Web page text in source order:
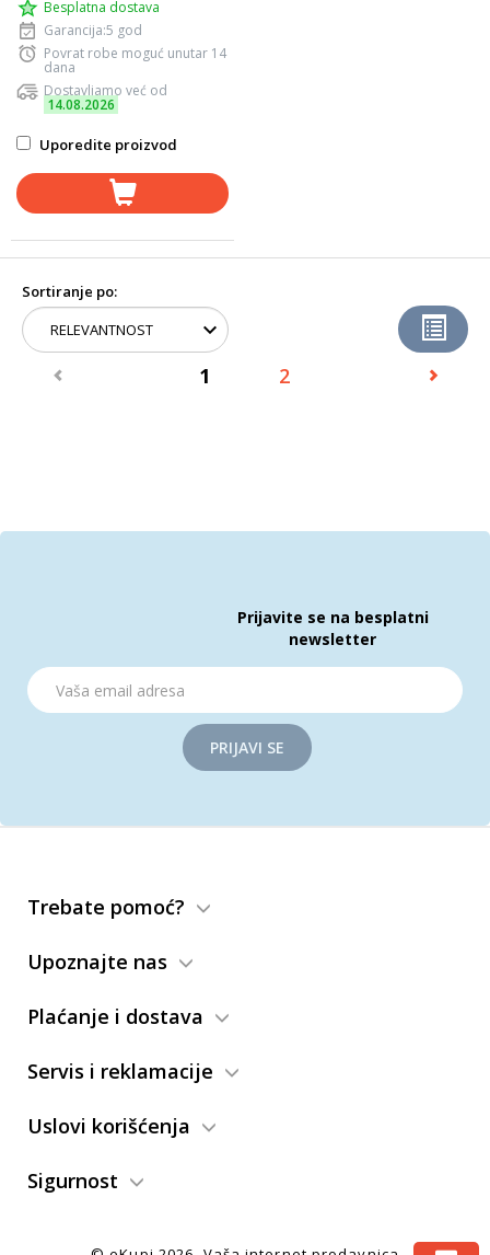
Besplatna dostava
Garancija:5 god
Povrat robe moguć unutar 14
dana
Dostavljamo već od
14.08.2026
Uporedite proizvod
Sortiranje po:
1 2
Prijavite se na besplatni
newsletter
PRIJAVI SE
Trebate pomoć?
Upoznajte nas
Plaćanje i dostava
Servis i reklamacije
Uslovi korišćenja
Sigurnost